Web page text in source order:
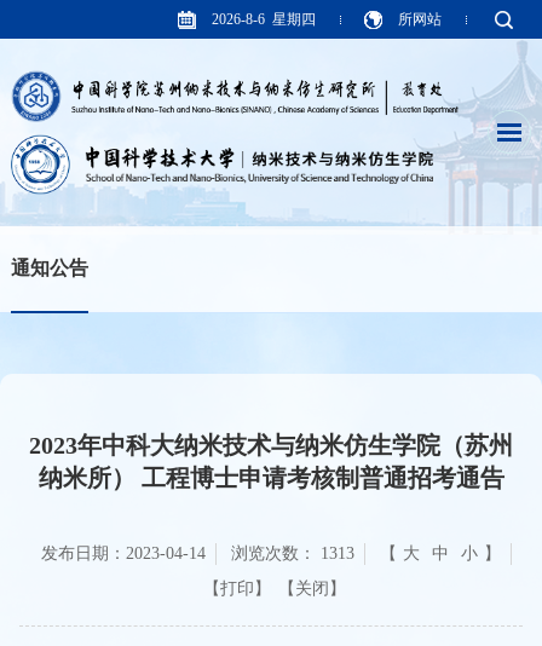
2026-8-6 星期四 所网站
通知公告
2023年中科大纳米技术与纳米仿生学院（苏州
纳米所） 工程博士申请考核制普通招考通告
发布日期：2023-04-14 浏览次数： 1313 【 大 中 小 】
【关闭】